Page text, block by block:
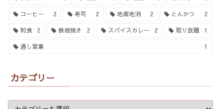
コーヒー 2 寿司 2 地産地消 2 とんかつ 2
和食 2 鉄板焼き 2 スパイスカレー 2 取り放題 1
通し営業 1
カテゴリー